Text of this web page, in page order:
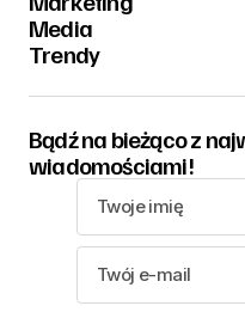
Media
Trendy
Bądź na bieżąco z
wiadomościami!